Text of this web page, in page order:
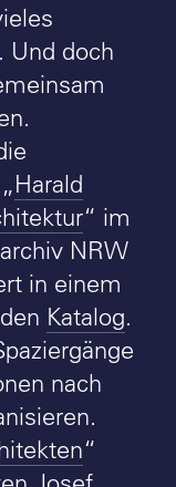
Und doch
Harald
“ im
NRW
in einem
Katalog.
nach
“